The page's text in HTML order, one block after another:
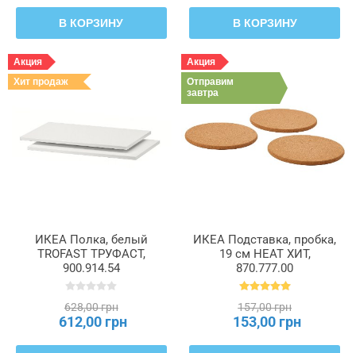
В КОРЗИНУ В КОРЗИНУ
Акция
Хит продаж
ИКЕА Полка, белый
TROFAST ТРУФАСТ,
900.914.54
628,00 грн
612,00 грн
Акция
Отправим
завтра
ИКЕА Подставка, пробка,
19 см HEAT ХИТ,
870.777.00
157,00 грн
153,00 грн